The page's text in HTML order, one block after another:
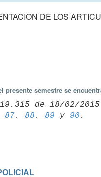
DE LOS
presente semestre se
de 18/02/
87, 88, 89 y 90